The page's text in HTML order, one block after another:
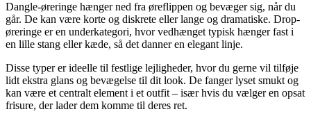
Dangle-øreringe hænger ned fra øreflippen og bevæger sig, når du
går. De kan være korte og diskrete eller lange og dramatiske. Drop-
øreringe er en underkategori, hvor vedhænget typisk hænger fast i
en lille stang eller kæde, så det danner en elegant linje.
Disse typer er ideelle til festlige lejligheder, hvor du gerne vil tilføje
lidt ekstra glans og bevægelse til dit look. De fanger lyset smukt og
kan være et centralt element i et outfit – især hvis du vælger en opsat
frisure, der lader dem komme til deres ret.